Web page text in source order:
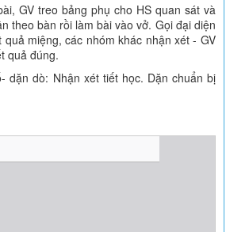
GV treo bảng phụ cho HS quan sát và
theo bàn rồi làm bài vào vở. Gọi đại diện
miệng, các nhóm khác nhận xét - GV
quả đúng.
dặn dò: Nhận xét tiết học. Dặn chuẩn bị